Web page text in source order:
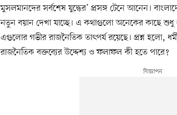
মুসলমানদের সর্বশেষ যুদ্ধের’ প্রসঙ্গ টেনে আনেন।
নতুন বয়ান দেখা যাচ্ছে। এ কথাগুলো অনেকের কাছে শুধু
এগুলোর গভীর রাজনৈতিক তাৎপর্য রয়েছে। প্রশ্ন হলো,
রাজনৈতিক বক্তব্যের উদ্দেশ্য ও ফলাফল কী হতে পারে?